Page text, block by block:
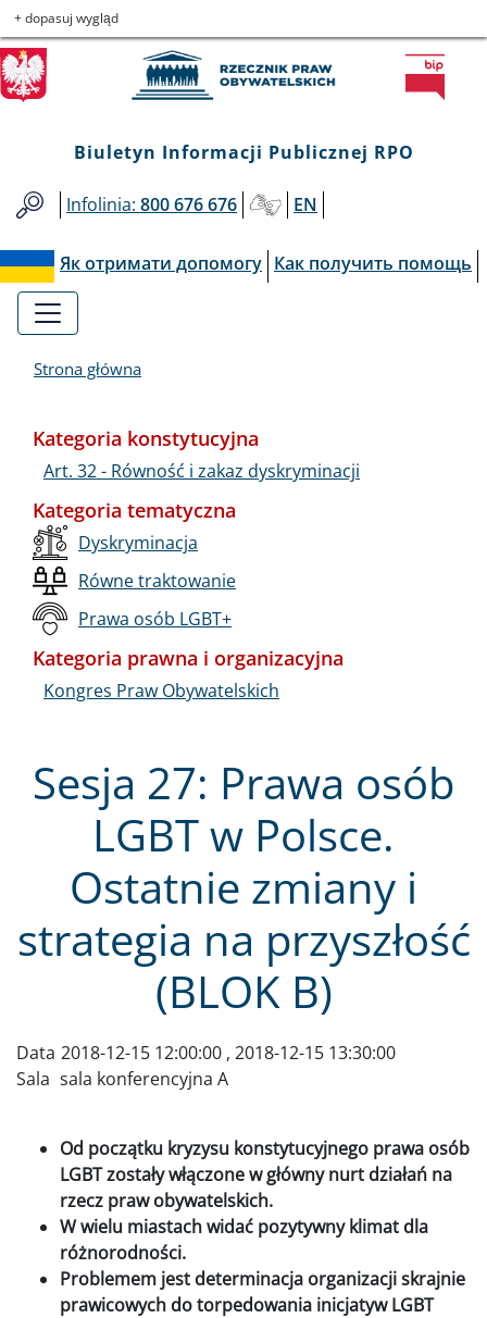
Przejdź
do
menu
głównego
Przejdź
do
treści
Przejdź
to
informacji
o
Przejdź
do
mapy
serwisu
Biuletyn
Informacji
Publicznej
RPO
+ dopasuj wygląd
Biuletyn Informacji Publicznej RPO
Infolinia: 800 676 676 EN
Як отримати допомогу Как получить помощь
Strona główna
Sesja 27: Prawa osób
LGBT w Polsce.
Ostatnie zmiany i
strategia na przyszłość
(BLOK B)
Data 2018-12-15 12:00:00 , 2018-12-15 13:30:00
Sala sala konferencyjna A
Od początku kryzysu konstytucyjnego prawa osób
LGBT zostały włączone w główny nurt działań na
rzecz praw obywatelskich.
W wielu miastach widać pozytywny klimat dla
różnorodności.
Problemem jest determinacja organizacji skrajnie
prawicowych do torpedowania inicjatyw LGBT
Kategoria konstytucyjna
Art. 32 - Równość i zakaz dyskryminacji
Kategoria tematyczna
Dyskryminacja
Równe traktowanie
Prawa osób LGBT+
Kategoria prawna i organizacyjna
Kongres Praw Obywatelskich